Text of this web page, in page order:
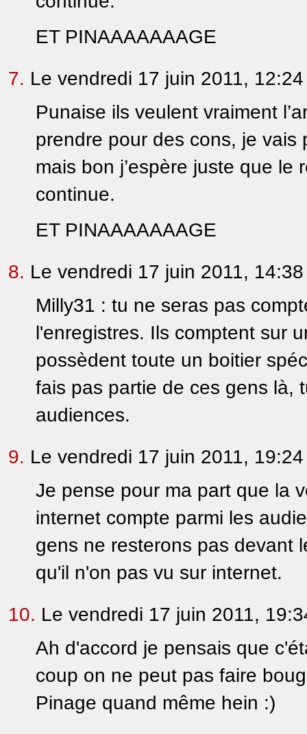
ET PINAAAAAAAGE
7. Le vendredi 17 juin 2011,
Punaise ils veulent vraiment
prendre pour des cons, je
mais bon j’espère juste que
continue.
ET PINAAAAAAAGE
8. Le vendredi 17 juin 2011,
Milly31 : tu ne seras pas
l'enregistres. Ils comptent sur
possèdent toute un boitier
fais pas partie de ces gens là,
audiences.
9. Le vendredi 17 juin 2011,
Je pense pour ma part que la
internet compte parmi les
gens ne resterons pas devant
qu'il n'on pas vu sur internet.
10. Le vendredi 17 juin 2011,
Ah d'accord je pensais que
coup on ne peut pas faire
Pinage quand même hein :)